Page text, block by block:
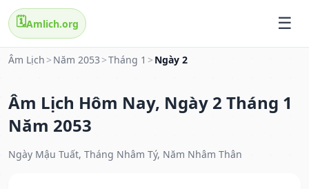
🗓️Amlich.org
Âm Lịch > Năm 2053 >Tháng 1 > Ngày 2
Âm Lịch Hôm Nay, Ngày 2 Tháng 1
Năm 2053
Ngày Mậu Tuất, Tháng Nhâm Tý, Năm Nhâm Thân